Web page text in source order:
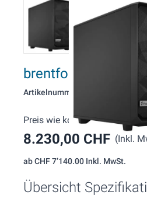
brentford W139
Artikelnummer: 139
Preis wie konfiguriert:
8.230,00 CHF (Inkl.
abCHF 7’140.00 Inkl. MwSt.
Übersicht